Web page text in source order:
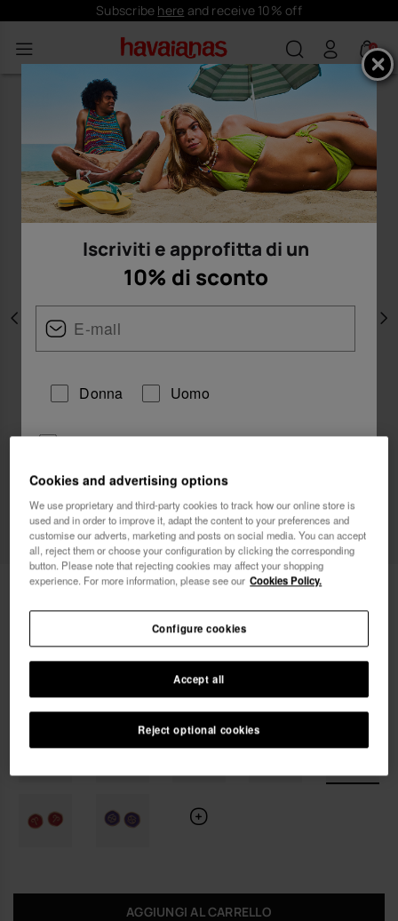
Subscribe hereand receive 10% off
0
Precedente
Havaianas Charms Slim Vergine
SPEDIZIONE GRATUITA. Ultimi giorni!
AGGIUNGI AL CARRELLO
Iscriviti e approfitta di un
10% di sconto
Donna Uomo
Vorrei ricevere informazioni commerciali attraverso
Privacy.
voglio un 10% di sconto
Cookies and advertising options
We use proprietary and third-party cookies to track how our online store is
used and in order to improve it, adapt the content to your preferences and
customise our adverts, marketing and posts on social media. You can accept
all, reject them or choose your configuration by clicking the corresponding
button. Please note that rejecting cookies may affect your shopping
experience. For more information, please see our Cookies Policy.
Reject optional cookies
Accept all
Configure cookies